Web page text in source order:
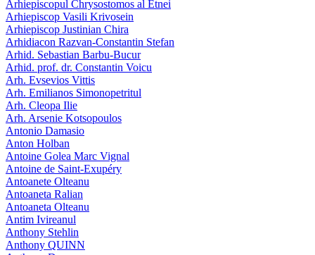
Arhiepiscopul Chrysostomos al Etnei
Arhiepiscop Vasili Krivosein
Arhiepiscop Justinian Chira
Arhidiacon Razvan-Constantin Stefan
Arhid. Sebastian Barbu-Bucur
Arhid. prof. dr. Constantin Voicu
Arh. Evsevios Vittis
Arh. Emilianos Simonopetritul
Arh. Cleopa Ilie
Arh. Arsenie Kotsopoulos
Antonio Damasio
Anton Holban
Antoine Golea Marc Vignal
Antoine de Saint-Exupéry
Antoanete Olteanu
Antoaneta Ralian
Antoaneta Olteanu
Antim Ivireanul
Anthony Stehlin
Anthony QUINN